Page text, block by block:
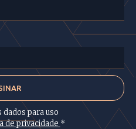
para uso
de privacidade *